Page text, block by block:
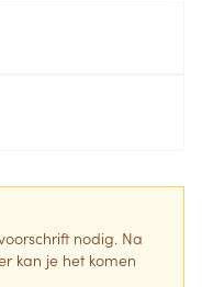
nodig. Na
kan je het komen